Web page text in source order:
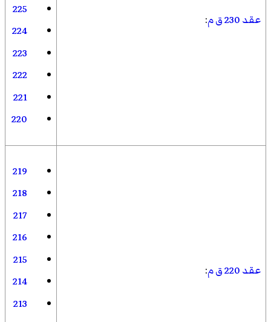
عقد 230 ق م :
225
224
223
222
221
220
عقد 220 ق م :
219
218
217
216
215
214
213